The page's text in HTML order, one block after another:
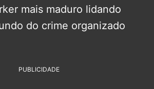
mais maduro lidando
do crime organizado
PUBLICIDADE